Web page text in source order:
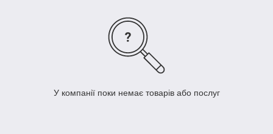
У компанії поки немає товарів або послуг